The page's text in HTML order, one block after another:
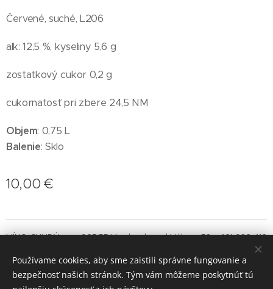
Červené, suché, L206
alk: 12,5 %, kyseliny 5,6 g
zostatkový cukor 0,2 g
cukornatosť pri zbere 24,5 NM
Objem: 0,75 L
Balenie: Sklo
10,00 €
VÍNO CHUDÝ,s.r.o., 925 55 Vinohrady nad Váhom 56, +421 903 412
Cookies
Používame cookies, aby sme zaistili správne fungovanie a
bezpečnosť našich stránok. Tým vám môžeme poskytnúť tú